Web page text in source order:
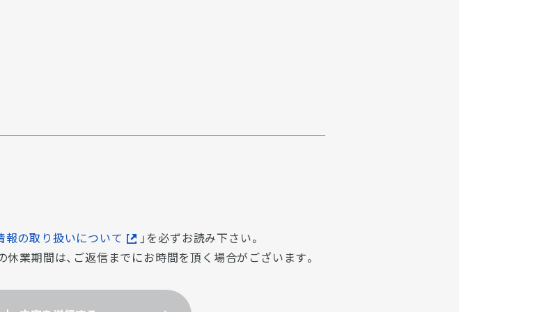
報の取り扱いについて
」を必ずお読み下さい。
休業期間は、ご返信までにお時間を頂く場合がございます。